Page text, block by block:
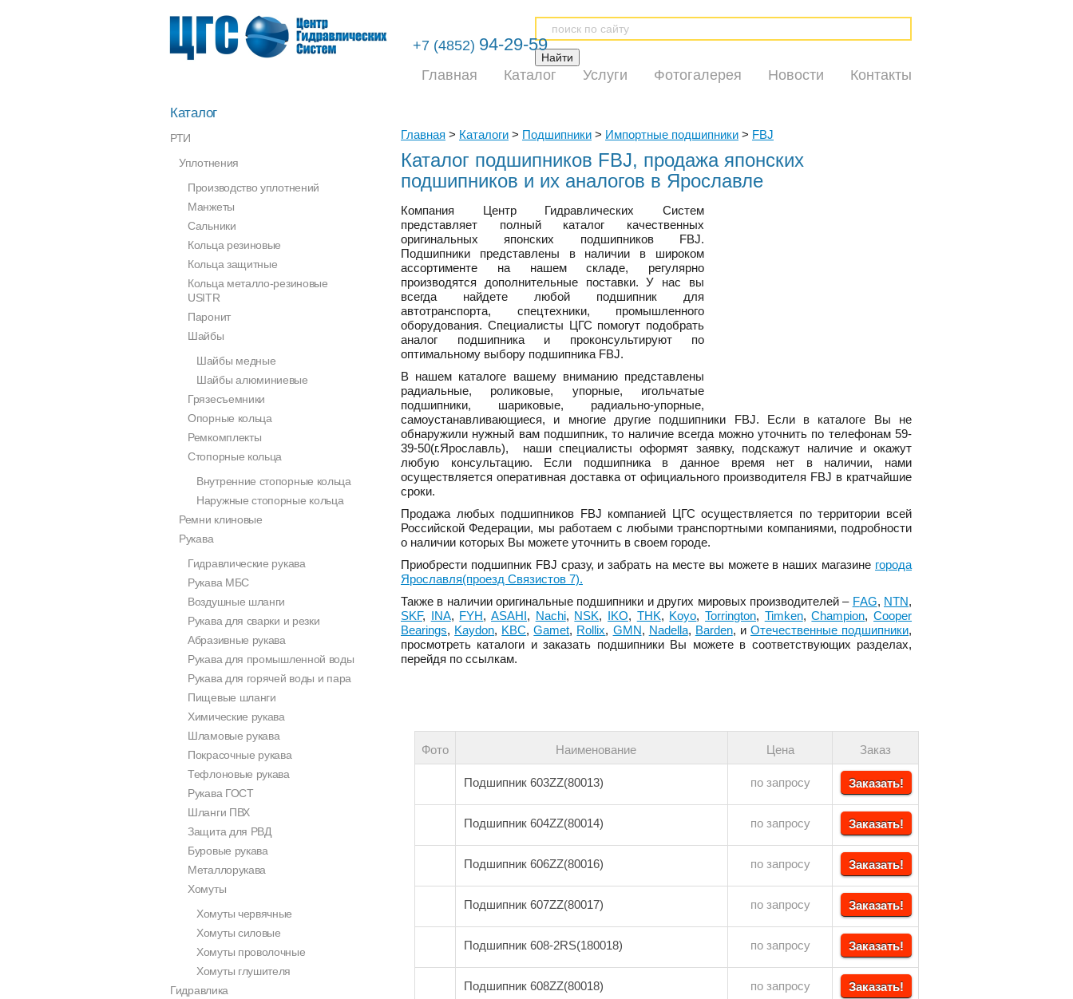
+7 (4852) 94-29-59
Главная Каталог Услуги Фотогалерея Новости Контакты
Главная > Каталоги > Подшипники > Импортные подшипники > FBJ
Каталог подшипников FBJ, продажа японских
подшипников и их аналогов в Ярославле
Компания Центр Гидравлических Систем
представляет полный каталог качественных
оригинальных японских подшипников FBJ.
Подшипники представлены в наличии в широком
ассортименте на нашем складе, регулярно
производятся дополнительные поставки. У нас вы
всегда найдете любой подшипник для
автотранспорта, спецтехники, промышленного
оборудования. Специалисты ЦГС помогут подобрать
аналог подшипника и проконсультируют по
оптимальному выбору подшипника FBJ.
В нашем каталоге вашему вниманию представлены
радиальные, роликовые, упорные, игольчатые
подшипники, шариковые, радиально-упорные,
самоустанавливающиеся, и многие другие подшипники FBJ. Если в каталоге Вы не
обнаружили нужный вам подшипник, то наличие всегда можно уточнить по телефонам 59-
39-50(г.Ярославль), наши специалисты оформят заявку, подскажут наличие и окажут
любую консультацию. Если подшипника в данное время нет в наличии, нами
осуществляется оперативная доставка от официального производителя FBJ в кратчайшие
сроки.
Продажа любых подшипников FBJ компанией ЦГС осуществляется по территории всей
Российской Федерации, мы работаем с любыми транспортными компаниями, подробности
о наличии которых Вы можете уточнить в своем городе.
Приобрести подшипник FBJ сразу, и забрать на месте вы можете в наших магазине города
Ярославля(проезд Связистов 7).
Также в наличии оригинальные подшипники и других мировых производителей – FAG, NTN,
SKF, INA, FYH,ASAHI, Nachi, NSK, IKO, THK, Koyo,Torrington, Timken,Champion,Cooper
Bearings, Kaydon, KBC,Gamet, Rollix, GMN, Nadella, Barden, и Отечественные подшипники,
просмотреть каталоги и заказать подшипники Вы можете в соответствующих разделах,
перейдя по ссылкам.
Фото Наименование Цена Заказ
Подшипник 603ZZ(80013) по запросу Заказать!
Подшипник 604ZZ(80014) по запросу Заказать!
Подшипник 606ZZ(80016) по запросу Заказать!
Подшипник 607ZZ(80017) по запросу Заказать!
Подшипник 608-2RS(180018) по запросу Заказать!
Подшипник 608ZZ(80018) по запросу Заказать!
Каталог
РТИ
Уплотнения
Производство уплотнений
Манжеты
Сальники
Кольца резиновые
Кольца защитные
Кольца металло-резиновые
USITR
Паронит
Шайбы
Шайбы медные
Шайбы алюминиевые
Грязесъемники
Опорные кольца
Ремкомплекты
Стопорные кольца
Внутренние стопорные кольца
Наружные стопорные кольца
Ремни клиновые
Рукава
Гидравлические рукава
Рукава МБС
Воздушные шланги
Рукава для сварки и резки
Абразивные рукава
Рукава для промышленной воды
Рукава для горячей воды и пара
Пищевые шланги
Химические рукава
Шламовые рукава
Покрасочные рукава
Тефлоновые рукава
Рукава ГОСТ
Шланги ПВХ
Защита для РВД
Буровые рукава
Металлорукава
Хомуты
Хомуты червячные
Хомуты силовые
Хомуты проволочные
Хомуты глушителя
Гидравлика